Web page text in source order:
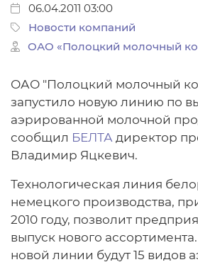
06.04.2011 03:00
Новости компаний
ОАО «Полоцкий молочный
ОАО "Полоцкий молочный
запустило новую линию по
аэрированной молочной
сообщил БЕЛТА директор
Владимир Яцкевич.
Технологическая линия
немецкого производства,
2010 году, позволит
выпуск нового
новой линии будут 15 видов